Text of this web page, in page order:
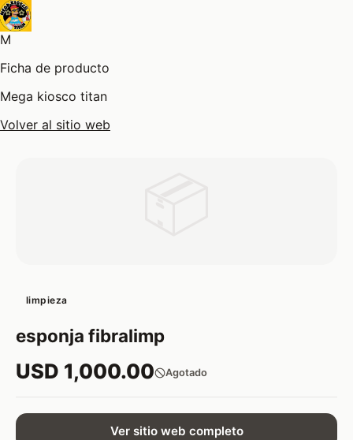
M
Ficha de producto
Mega kiosco titan
Volver al sitio web
limpieza
esponja fibralimp
USD 1,000.00 Agotado
Ver sitio web completo